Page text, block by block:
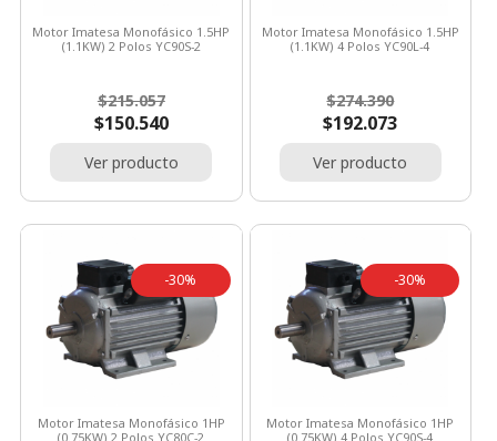
Motor Imatesa Monofásico 1.5HP
(1.1KW) 2 Polos YC90S-2
$215.057
$150.540
Ver producto
Motor Imatesa Monofásico 1.5HP
(1.1KW) 4 Polos YC90L-4
$274.390
$192.073
Ver producto
Motor Imatesa Monofásico 1HP
(0.75KW) 2 Polos YC80C-2
-30%
Motor Imatesa Monofásico 1HP
(0.75KW) 4 Polos YC90S-4
-30%